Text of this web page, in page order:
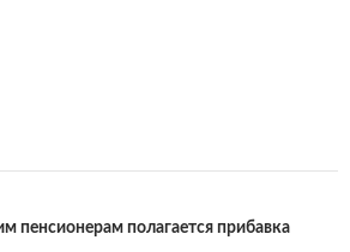
пенсионерам полагается прибавка